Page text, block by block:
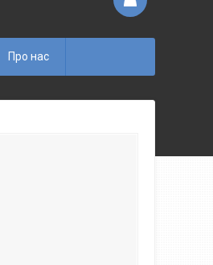
Про нас